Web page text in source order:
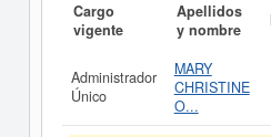
Cargo
vigente
Apellidos
y nombre
Administrador
Único
MARY
CHRISTINE
O...